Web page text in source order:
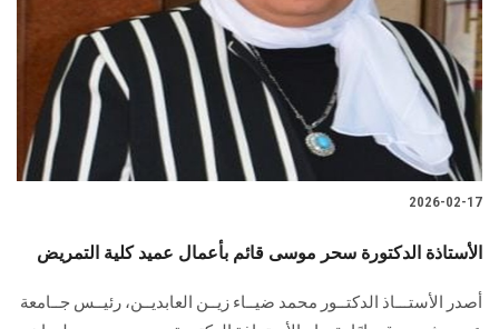
2026-02-17
الأستاذة الدكتورة سحر موسى قائم بأعمال عميد كلية التمريض
أصدر الأستـــاذ الدكتــور محمد ضيــاء زيــن العابديــن، رئيــس جــامعة